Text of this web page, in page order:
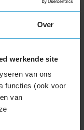
Over
werkende site
van ons
functies (ook voor
van